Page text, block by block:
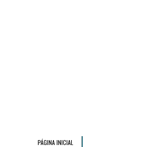
PÁGINA INICIAL